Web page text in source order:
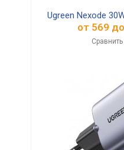
Ugreen Nexode
от 569 до